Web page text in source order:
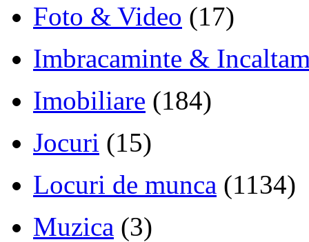
Foto & Video (17)
Imbracaminte &
Imobiliare (184)
Jocuri (15)
Locuri de munca (1134)
Muzica (3)